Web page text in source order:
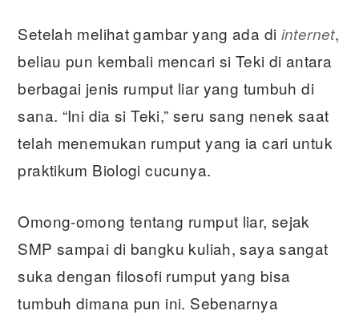
Setelah melihat gambar yang ada di internet,
beliau pun kembali mencari si Teki di antara
berbagai jenis rumput liar yang tumbuh di
sana. “Ini dia si Teki,” seru sang nenek saat
telah menemukan rumput yang ia cari untuk
praktikum Biologi cucunya.
Omong-omong tentang rumput liar, sejak
SMP sampai di bangku kuliah, saya sangat
suka dengan filosofi rumput yang bisa
tumbuh dimana pun ini. Sebenarnya